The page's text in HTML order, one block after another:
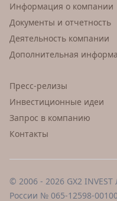
Информация о компании
Документы и отчетность
Деятельность компании
Дополнительная
Пресс-релизы
Инвестиционные идеи
Запрос в компанию
Контакты
© 2006 - 2026 GX2
России № 065-12598-